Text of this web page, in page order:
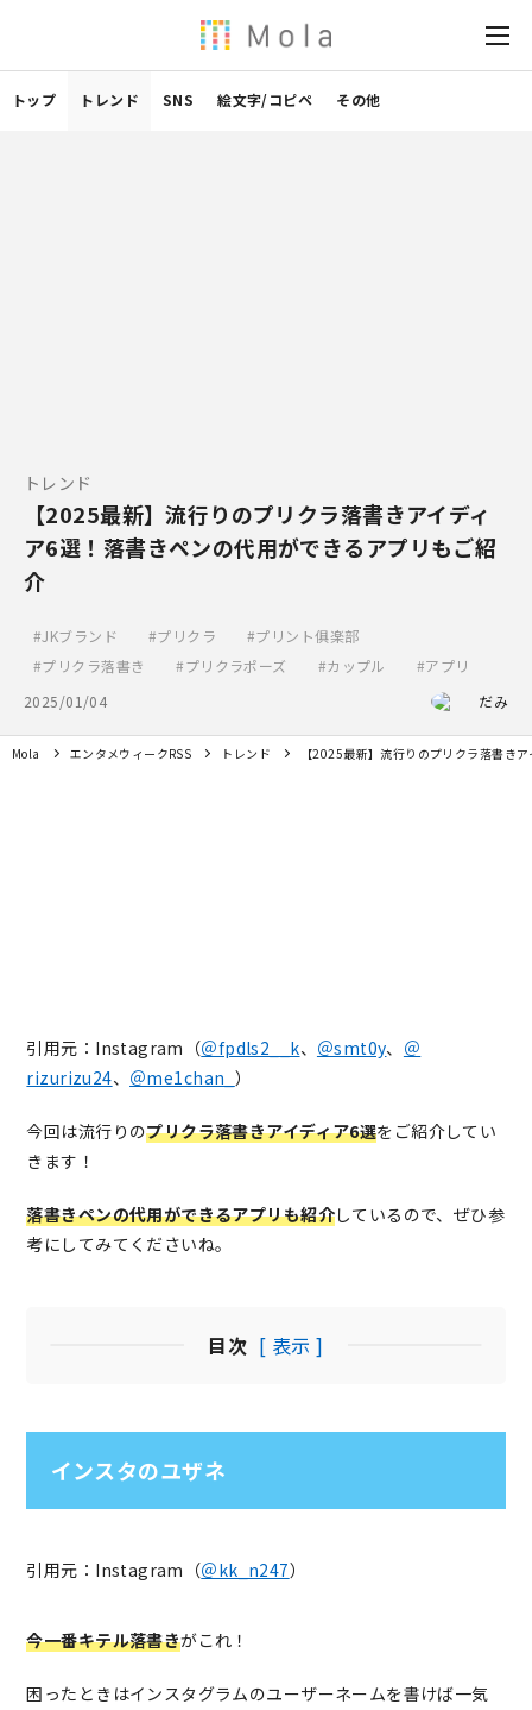
トップ トレンド SNS 絵文字/コピペ その他
トレンド
【2025最新】流行りのプリクラ落書きアイディ
ア6選！落書きペンの代用ができるアプリもご紹
介
JKブランド プリクラ
プリント俱楽部
プリクラ落書き
プリクラポーズ カップル
アプリ
2025/01/04
だみ
Mola エンタメウィークRSS トレンド 【2025最新】流行りのプリクラ落書き
引用元：Instagram（＠fpdls2__k、 ＠smt0y、 ＠
rizurizu24、 ＠me1chan_ ）
今回は流行りのプリクラ落書きアイディア6選をご紹介してい
きます！
落書きペンの代用ができるアプリも紹介しているので、ぜひ参
考にしてみてくださいね。
目次 [ 表示 ]
インスタのユザネ
引用元：Instagram（＠kk_n247）
今一番キテル落書きがこれ！
困ったときはインスタグラムのユーザーネームを書けば一気